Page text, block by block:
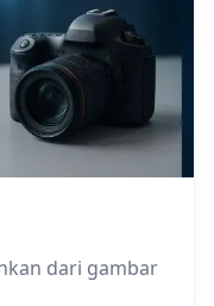
dari gambar